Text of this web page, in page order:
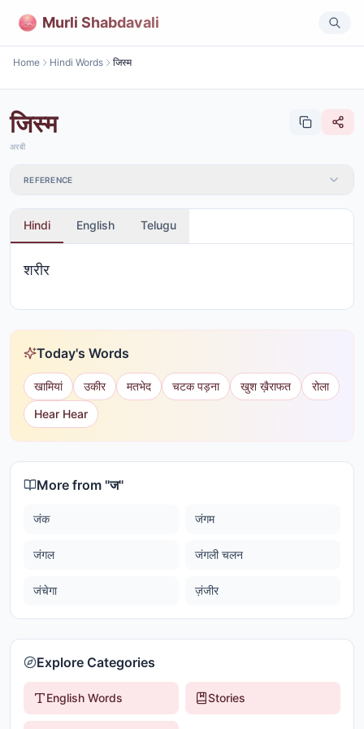
Murli Shabdavali
Home Hindi Words जिस्म
जिस्म
अरबी
REFERENCE
Hindi English Telugu
शरीर
Today's Words
खामियां उकीर मतभेद चटक पड़ना खुश ख़ैराफत
रोला
Hear Hear
More from "ज"
जंक जंगम
जंगल जंगली चलन
जंचेगा ज़ंजीर
Explore Categories
English Words Stories